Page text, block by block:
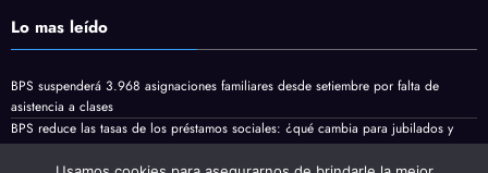
Lo mas leído
BPS suspenderá 3.968 asignaciones familiares desde setiembre por falta de
asistencia a clases